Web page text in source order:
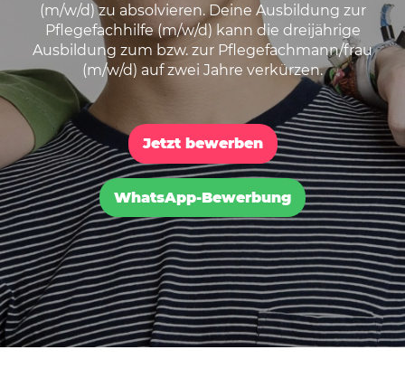
(m/w/d) zu absolvieren. Deine Ausbildung zur
Pflegefachhilfe (m/w/d) kann die dreijährige
Ausbildung zum bzw. zur Pflegefachmann/frau
(m/w/d) auf zwei Jahre verkürzen.
Jetzt bewerben
WhatsApp-Bewerbung